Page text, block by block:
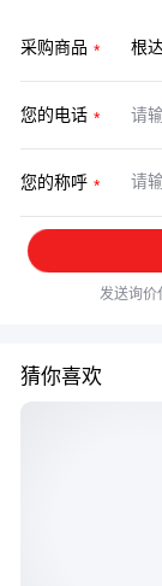
采购商品
您的电话
您的称呼
发送询价
猜你喜欢